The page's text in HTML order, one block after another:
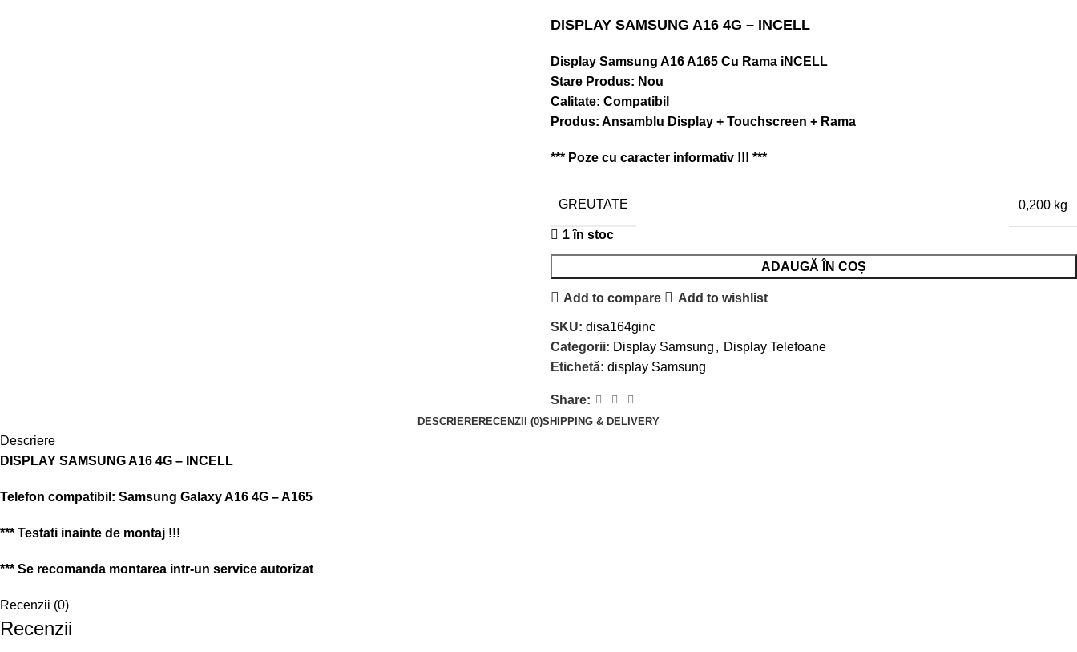
DISPLAY SAMSUNG A16 4G – INCELL
Display Samsung A16 A165 Cu Rama iNCELL
Stare Produs: Nou
Calitate: Compatibil
Produs: Ansamblu Display + Touchscreen + Rama
*** Poze cu caracter informativ !!! ***
GREUTATE 0,200 kg
1 în stoc
ADAUGĂ ÎN COȘ
Add to compare Add to wishlist
SKU: disa164ginc
Categorii: Display Samsung , Display Telefoane
Etichetă: display Samsung
Share:
DESCRIERERECENZII (0)SHIPPING & DELIVERY
Descriere
DISPLAY SAMSUNG A16 4G – INCELL
Telefon compatibil: Samsung Galaxy A16 4G – A165
*** Testati inainte de montaj !!!
*** Se recomanda montarea intr-un service autorizat
Recenzii (0)
Recenzii